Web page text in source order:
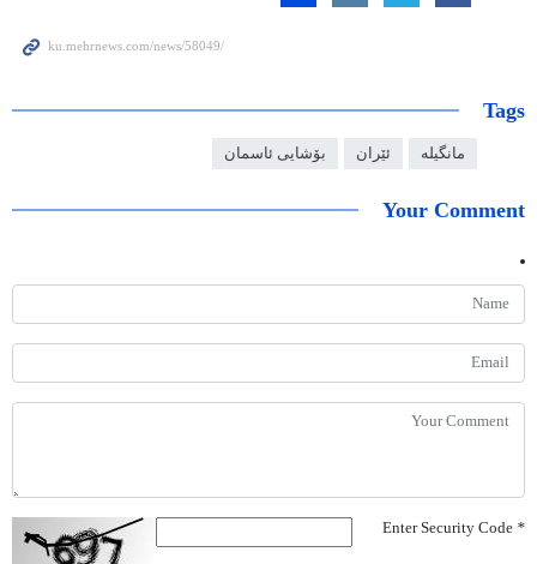
Tags
مانگیلە ئێران بۆشایی ئاسمان
Your Comment
*